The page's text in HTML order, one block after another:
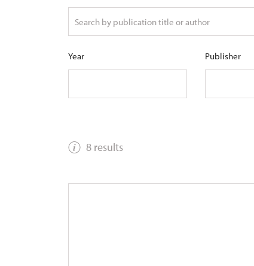
Year Publisher
8 results